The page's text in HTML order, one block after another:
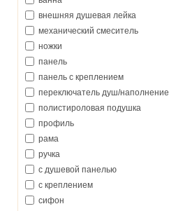
Hansgrohe (Германия)
Huppe (Германия)
Ideal Standart (Германия)
Ido (Финляндия)
Jacuzzi (Италия)
Kaldewei (Германия)
Keramag (Германия)
Kerasan (Италия)
Kermi (Германия)
Kludi (Германия)
Kolo (Польша)
Laufen (Австрия)
Oras (Финляндия)
Paffoni (Италия)
внешняя душевая лейка
механический смеситель
ножки
панель
панель с креплением
переключатель душ/наполнение
полистироловая подушка
профиль
рама
ручка
с душевой панелью
с креплением
сифон